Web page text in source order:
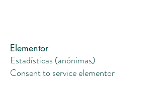
Elementor
Estadísticas (anónimas)
Consent to service elementor